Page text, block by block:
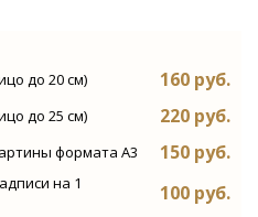
до 20 см) 160 руб.
до 25 см) 220 руб.
формата А3 150 руб.
на 1
100 руб.